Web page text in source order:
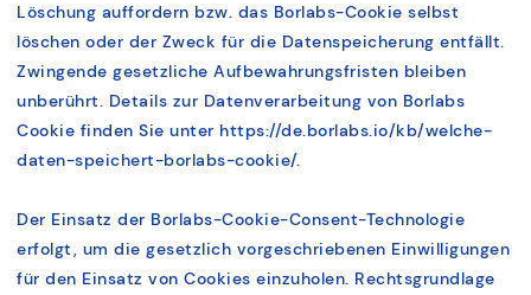
Löschung auffordern bzw. das Borlabs-Cookie selbst
löschen oder der Zweck für die Datenspeicherung entfällt.
Zwingende gesetzliche Aufbewahrungsfristen bleiben
unberührt. Details zur Datenverarbeitung von Borlabs
Cookie finden Sie unter https://de.borlabs.io/kb/welche-
daten-speichert-borlabs-cookie/.
Der Einsatz der Borlabs-Cookie-Consent-Technologie
erfolgt, um die gesetzlich vorgeschriebenen Einwilligungen
für den Einsatz von Cookies einzuholen. Rechtsgrundlage